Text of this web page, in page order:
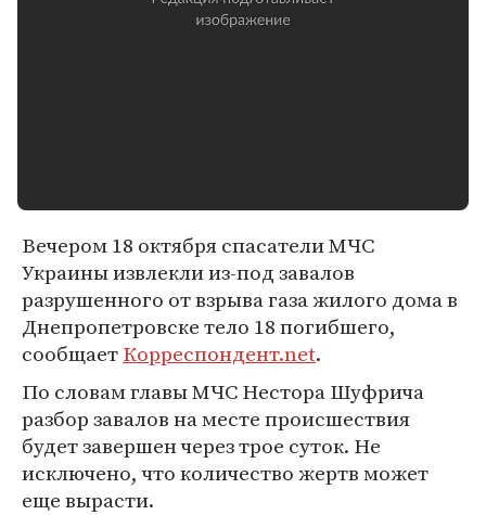
Вечером 18 октября спасатели МЧС
Украины извлекли из-под завалов
разрушенного от взрыва газа жилого дома в
Днепропетровске тело 18 погибшего,
сообщаетКорреспондент.net.
По словам главы МЧС Нестора Шуфрича
разбор завалов на месте происшествия
будет завершен через трое суток. Не
исключено, что количество жертв может
еще вырасти.